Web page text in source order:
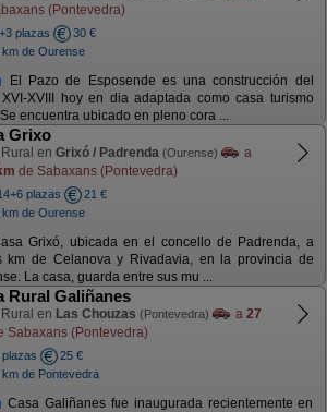
(Pontevedra)
plazas
30 €
km de Ourense
El Pazo de Esposende es una construcción del
XVIII hoy en dia adaptada como casa turismo
encuentra ubicado en pleno cora ...
Grixo
en Grixó / Padrenda (Ourense)
a
de Sabaxans (Pontevedra)
plazas
21 €
km de Ourense
Grixó, ubicada en el concello de Padrenda, a
km de Celanova y Rivadavia, en la provincia de
La casa, guarda entre sus mu ...
Rural Galiñanes
en Las Chouzas (Pontevedra) a 27
Sabaxans (Pontevedra)
plazas
25 €
km de Pontevedra
Casa Galiñanes fue inaugurada recientemente en